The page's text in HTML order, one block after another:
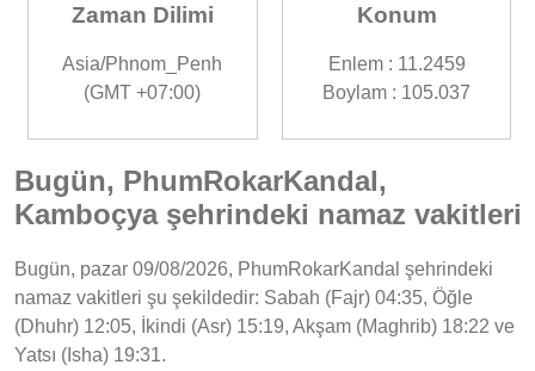
Zaman Dilimi
Asia/Phnom_Penh
(GMT +07:00)
Konum
Enlem : 11.2459
Boylam : 105.037
Bugün, PhumRokarKandal,
Kamboçya şehrindeki namaz vakitleri
Bugün, pazar 09/08/2026, PhumRokarKandal şehrindeki
namaz vakitleri şu şekildedir: Sabah (Fajr) 04:35, Öğle
(Dhuhr) 12:05, İkindi (Asr) 15:19, Akşam (Maghrib) 18:22 ve
Yatsı (Isha) 19:31.